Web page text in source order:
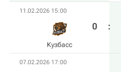
11.02.2026 15:00
Кузбасс
0 :
07.02.2026 17:00